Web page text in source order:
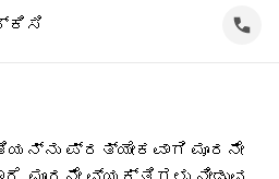
ಪ್ರತ್ಯೇಕವಾಗಿ ಮೂರನೇ